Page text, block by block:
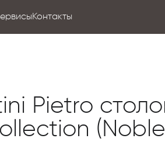
Контакты
Pietro